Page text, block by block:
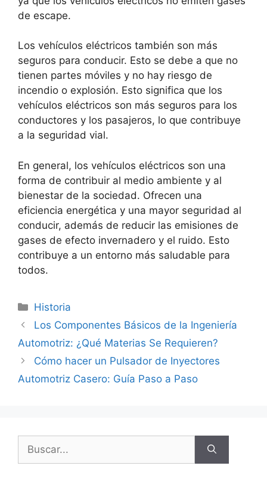
de escape.
Los vehículos eléctricos también son más
seguros para conducir. Esto se debe a que no
tienen partes móviles y no hay riesgo de
incendio o explosión. Esto significa que los
vehículos eléctricos son más seguros para los
conductores y los pasajeros, lo que contribuye
a la seguridad vial.
En general, los vehículos eléctricos son una
forma de contribuir al medio ambiente y al
bienestar de la sociedad. Ofrecen una
eficiencia energética y una mayor seguridad al
conducir, además de reducir las emisiones de
gases de efecto invernadero y el ruido. Esto
contribuye a un entorno más saludable para
todos.
Categorías
Historia
Los Componentes Básicos de la Ingeniería
Automotriz: ¿Qué Materias Se Requieren?
Cómo hacer un Pulsador de Inyectores
Automotriz Casero: Guía Paso a Paso